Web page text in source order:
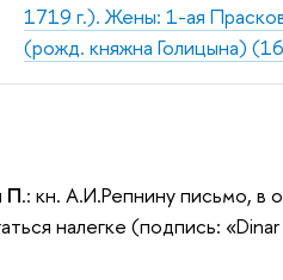
1719 г.). Жены: 1-ая
(рожд. княжна Голицына)
П.: кн. А.И.Репнину письмо, в
налегке (подпись: